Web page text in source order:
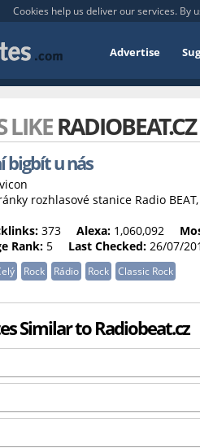
Cookies help us deliver our services. By
Advertise
LIKERADIOBEAT.CZ
bigbít u nás
rozhlasové stanice Radio
373 Alexa: 1,060,092
Rank: 5 Last Checked: 26/07/
Rock Rádio Rock Classic Rock
Similar to Radiobeat.cz